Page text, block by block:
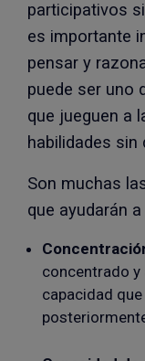
participativos
es importante
pensar y
puede ser uno
que jueguen a
habilidades sin
Son muchas
que ayudarán
concentrado y
capacidad